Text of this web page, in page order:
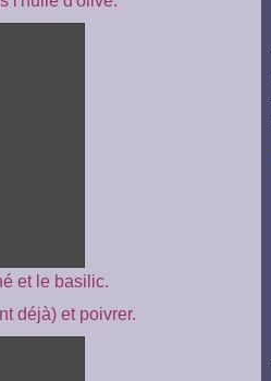
et le basilic.
déjà) et poivrer.